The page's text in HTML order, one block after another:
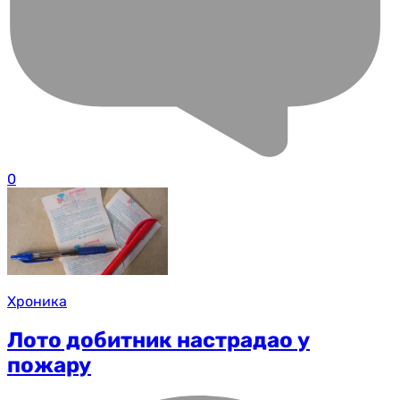
0
Хроника
Лото добитник настрадао у
пожару